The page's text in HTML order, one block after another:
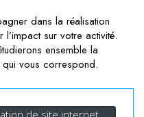
dans la réalisation
sur votre activité.
ensemble la
qui vous correspond.
de site internet